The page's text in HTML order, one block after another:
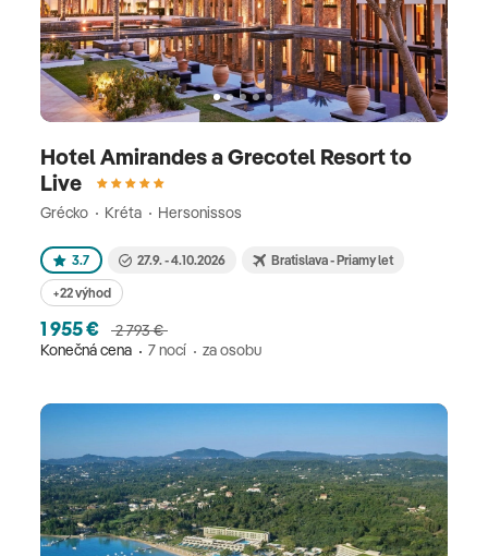
Hotel Amirandes a Grecotel Resort to
Live
Grécko Kréta Hersonissos
3.7 27.9. - 4.10.2026 Bratislava - Priamy let
+22 výhod
1 955 €
2 793 €
Konečná cena
7 nocí za osobu